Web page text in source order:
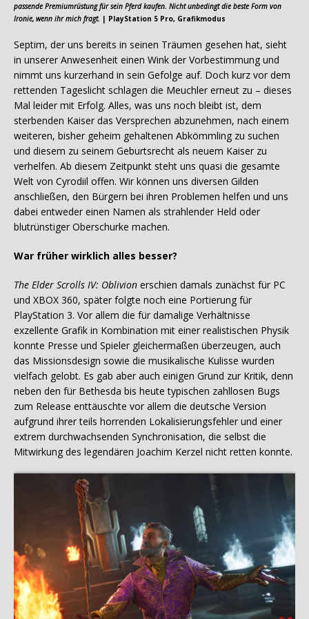
passende Premiumrüstung für sein Pferd kaufen. Nicht unbedingt die beste Form von
Ironie, wenn ihr mich fragt. | PlayStation 5 Pro, Grafikmodus
Septim, der uns bereits in seinen Träumen gesehen hat, sieht
in unserer Anwesenheit einen Wink der Vorbestimmung und
nimmt uns kurzerhand in sein Gefolge auf. Doch kurz vor dem
rettenden Tageslicht schlagen die Meuchler erneut zu – dieses
Mal leider mit Erfolg. Alles, was uns noch bleibt ist, dem
sterbenden Kaiser das Versprechen abzunehmen, nach einem
weiteren, bisher geheim gehaltenen Abkömmling zu suchen
und diesem zu seinem Geburtsrecht als neuem Kaiser zu
verhelfen. Ab diesem Zeitpunkt steht uns quasi die gesamte
Welt von Cyrodiil offen. Wir können uns diversen Gilden
anschließen, den Bürgern bei ihren Problemen helfen und uns
dabei entweder einen Namen als strahlender Held oder
blutrünstiger Oberschurke machen.
War früher wirklich alles besser?
The Elder Scrolls IV: Oblivion erschien damals zunächst für PC
und XBOX 360, später folgte noch eine Portierung für
PlayStation 3. Vor allem die für damalige Verhältnisse
exzellente Grafik in Kombination mit einer realistischen Physik
konnte Presse und Spieler gleichermaßen überzeugen, auch
das Missionsdesign sowie die musikalische Kulisse wurden
vielfach gelobt. Es gab aber auch einigen Grund zur Kritik, denn
neben den für Bethesda bis heute typischen zahllosen Bugs
zum Release enttäuschte vor allem die deutsche Version
aufgrund ihrer teils horrenden Lokalisierungsfehler und einer
extrem durchwachsenden Synchronisation, die selbst die
Mitwirkung des legendären Joachim Kerzel nicht retten konnte.